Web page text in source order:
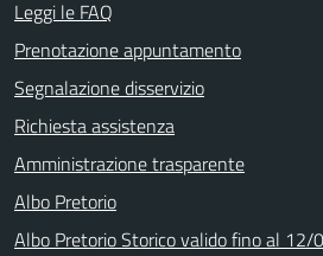
Leggi le FAQ
Prenotazione appuntamento
Segnalazione disservizio
Richiesta assistenza
Amministrazione trasparente
Albo Pretorio
Albo Pretorio Storico valido fino al